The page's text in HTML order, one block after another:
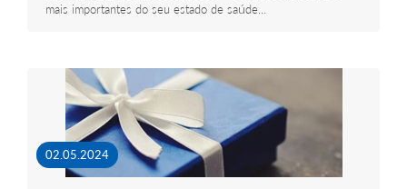
mais importantes do seu estado de saúde…
02.05.2024